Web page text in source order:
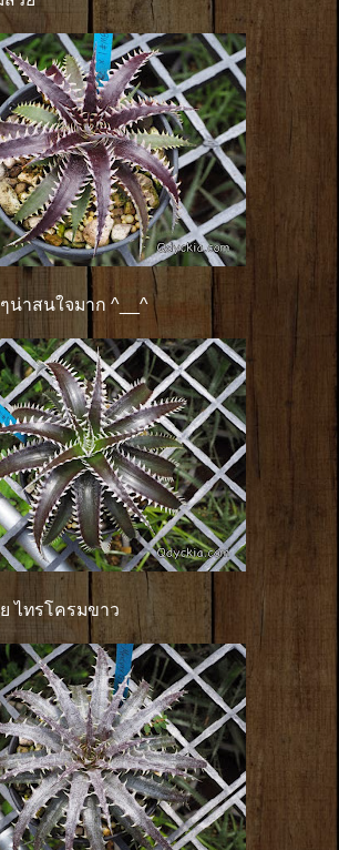
น่าสนใจมาก ^__^
ไทรโครมขาว